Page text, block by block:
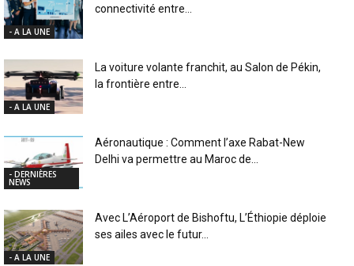
- A LA UNE
connectivité entre...
- A LA UNE
La voiture volante franchit, au Salon de Pékin,
la frontière entre...
- DERNIÈRES
NEWS
Aéronautique : Comment l’axe Rabat-New
Delhi va permettre au Maroc de...
- A LA UNE
Avec L’Aéroport de Bishoftu, L’Éthiopie déploie
ses ailes avec le futur...